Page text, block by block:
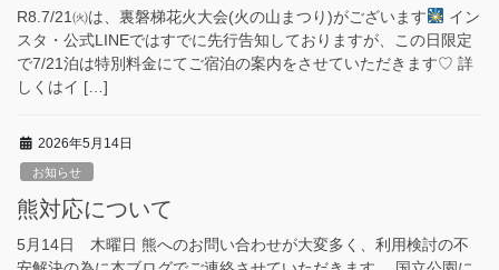
R8.7/21㈫は、裏磐梯花火大会(火の山まつり)がございます
イン
スタ・公式LINEではすでに先行告知しておりますが、この日限定
で7/21泊は特別料金にてご宿泊の案内をさせていただきます♡ 詳
しくはイ […]
2026年5月14日
お知らせ
熊対応について
5月14日 木曜日 熊へのお問い合わせが大変多く、利用検討の不